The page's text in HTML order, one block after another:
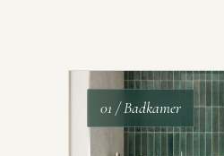
01 / Badkamer